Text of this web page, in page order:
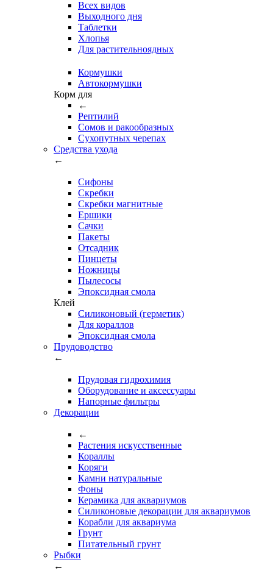
Всех видов
Выходного дня
Таблетки
Хлопья
Для растительноядных
Кормушки
Автокормушки
Корм для
←
Рептилий
Сомов и ракообразных
Сухопутных черепах
Средства ухода
←
Сифоны
Скребки
Скребки магнитные
Ершики
Сачки
Пакеты
Отсадник
Пинцеты
Ножницы
Пылесосы
Эпоксидная смола
Клей
Силиконовый (герметик)
Для кораллов
Эпоксидная смола
Прудоводство
←
Прудовая гидрохимия
Оборудование и аксессуары
Напорные фильтры
Декорации
←
Растения искусственные
Кораллы
Коряги
Камни натуральные
Фоны
Керамика для аквариумов
Силиконовые декорации для аквариумов
Корабли для аквариума
Грунт
Питательный грунт
Рыбки
←